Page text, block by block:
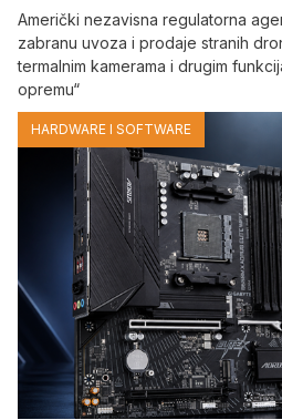
Američki nezavisna regulatorna
zabranu uvoza i prodaje stranih
termalnim kamerama i drugim
opremu“
HARDWARE I SOFTWARE